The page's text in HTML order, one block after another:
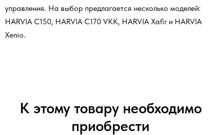
управления. На выбор предлагается несколько моделей:
HARVIA С150, HARVIA C170 VKK, HARVIA Хafir и HARVIA
Xenio.
К этому товару необходимо
приобрести